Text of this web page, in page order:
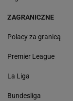
ZAGRANICZNE
Polacy za granicą
Premier League
La Liga
Bundesliga